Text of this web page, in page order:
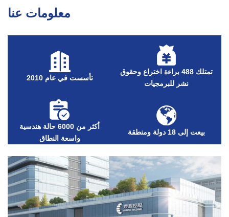
معلومات عنا
تأسست في عام 2010
تمتلك 488 براءة اختراع وحقوق
نشر للبرمجيات
أكثر من 6000 حالة هندسية
واسعة النطاق
بيعت إلى 18 دولة ومنطقة